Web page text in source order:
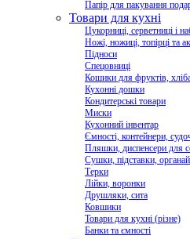
Папір для пакування
Товари для кухні
Цукорниці, серветниці і
Ножі, ножиці, топірці та
Підноси
Спецовниці
Кошики для фруктів,
Кухонні дошки
Кондитерські товари
Миски
Кухонний інвентар
Ємності, контейнери,
Пляшки, диспенсери для
Сушки, підставки,
Терки
Лійки, воронки
Друшляки, сита
Ковшики
Товари для кухні (різне)
Банки та ємності